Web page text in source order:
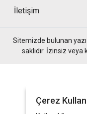
İletişim
Sitemizde bulunan
saklıdır. İzinsiz
Çerez